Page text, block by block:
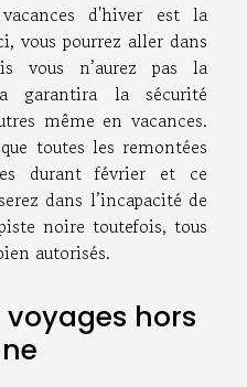
d'hiver est la
vous pourrez aller dans
vous n’aurez pas la
garantira la sécurité
même en vacances.
toutes les remontées
durant février et ce
dans l’incapacité de
noire toutefois, tous
autorisés.
hors